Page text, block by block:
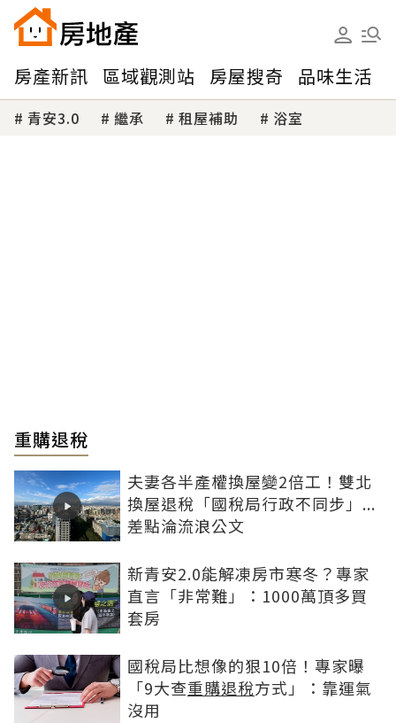
房產新訊 區域觀測站 房屋搜奇 品味生活
青安3.0 繼承 租屋補助 浴室
重購退稅
夫妻各半產權換屋變2倍工！雙北
換屋退稅「國稅局行政不同步」...
差點淪流浪公文
新青安2.0能解凍房市寒冬？專家
直言「非常難」：1000萬頂多買
套房
國稅局比想像的狠10倍！專家曝
「9大查重購退稅方式」：靠運氣
沒用